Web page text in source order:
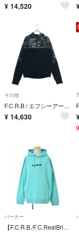
¥ 14,520
その他
F.C.R.B / エフシーアールビー | VENTILATION HOODIE カモフラ柄 ジャケット | S | グレー/ブラック | メンズ
¥ 14,630
パーカー
【F.C.R.B./F.C.RealBristol】26SS FCRB-260080 STAFF SWEAT HOODIEスウェットパーカー